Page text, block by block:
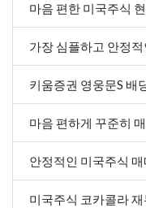
마음 편한 미국주식
가장 심플하고 안정
키움증권 영웅문S 배
마음 편하게 꾸준히
안정적인 미국주식
미국주식 코카콜라